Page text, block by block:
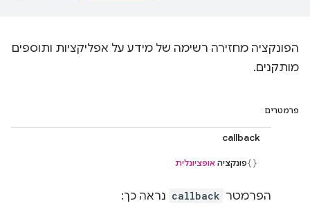
הפונקציה מחזירה רשימה של מידע על אפליקציות ותוספים
מותקנים.
פרמטרים
callback
פונקציה אופציונלית
הפרמטר callback נראה כך: